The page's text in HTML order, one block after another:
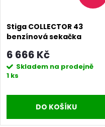
Stiga COLLECTOR 43
benzínová sekačka
6 666 Kč
Skladem na prodejně
1 ks
DO KOŠÍKU